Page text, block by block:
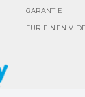
GARANTIE
FÜR EINEN